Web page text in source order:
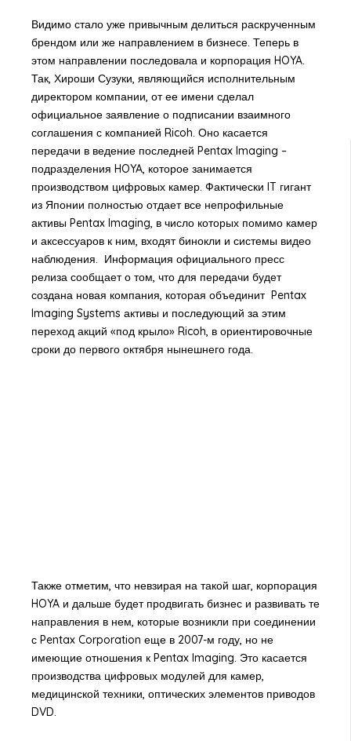
Видимо стало уже привычным делиться раскрученным
брендом или же направлением в бизнесе. Теперь в
этом направлении последовала и корпорация HOYA.
Так, Хироши Сузуки, являющийся исполнительным
директором компании, от ее имени сделал
официальное заявление о подписании взаимного
соглашения с компанией Ricoh. Оно касается
передачи в ведение последней Pentax Imaging –
подразделения HOYA, которое занимается
производством цифровых камер. Фактически IT гигант
из Японии полностью отдает все непрофильные
активы Pentax Imaging, в число которых помимо камер
и аксессуаров к ним, входят бинокли и системы видео
наблюдения. Информация официального пресс
релиза сообщает о том, что для передачи будет
создана новая компания, которая объединит Pentax
Imaging Systems активы и последующий за этим
переход акций «под крыло» Ricoh, в ориентировочные
сроки до первого октября нынешнего года.
Также отметим, что невзирая на такой шаг, корпорация
HOYA и дальше будет продвигать бизнес и развивать те
направления в нем, которые возникли при соединении
с Pentax Corporation еще в 2007-м году, но не
имеющие отношения к Pentax Imaging. Это касается
производства цифровых модулей для камер,
медицинской техники, оптических элементов приводов
DVD.